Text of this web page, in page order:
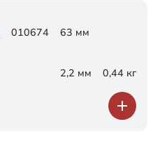
010674 63 мм
2,2 мм 0,44 кг